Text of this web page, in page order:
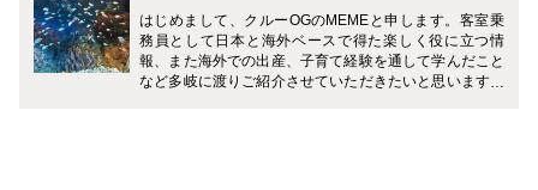
はじめまして、クルーOGのMEMEと申します。客室乗
務員として日本と海外ベースで得た楽しく役に立つ情
報、また海外での出産、子育て経験を通して学んだこと
など多岐に渡りご紹介させていただきたいと思います。